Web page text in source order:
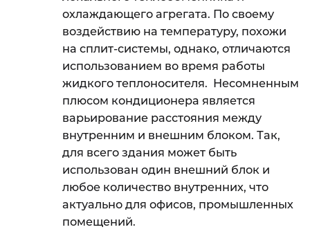
охлаждающего агрегата. По своему
воздействию на температуру, похожи
на сплит-системы, однако, отличаются
использованием во время работы
жидкого теплоносителя. Несомненным
плюсом кондиционера является
варьирование расстояния между
внутренним и внешним блоком. Так,
для всего здания может быть
использован один внешний блок и
любое количество внутренних, что
актуально для офисов, промышленных
помещений.